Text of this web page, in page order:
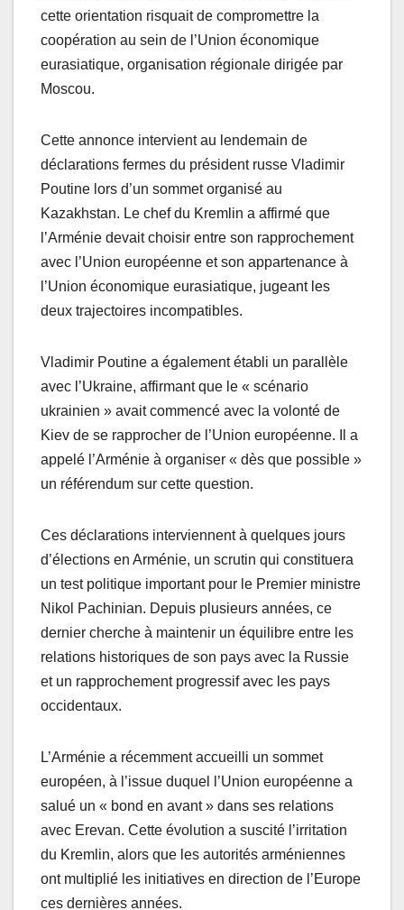
cette orientation risquait de compromettre la
coopération au sein de l’Union économique
eurasiatique, organisation régionale dirigée par
Moscou.
Cette annonce intervient au lendemain de
déclarations fermes du président russe Vladimir
Poutine lors d’un sommet organisé au
Kazakhstan. Le chef du Kremlin a affirmé que
l’Arménie devait choisir entre son rapprochement
avec l’Union européenne et son appartenance à
l’Union économique eurasiatique, jugeant les
deux trajectoires incompatibles.
Vladimir Poutine a également établi un parallèle
avec l’Ukraine, affirmant que le « scénario
ukrainien » avait commencé avec la volonté de
Kiev de se rapprocher de l’Union européenne. Il a
appelé l’Arménie à organiser « dès que possible »
un référendum sur cette question.
Ces déclarations interviennent à quelques jours
d’élections en Arménie, un scrutin qui constituera
un test politique important pour le Premier ministre
Nikol Pachinian. Depuis plusieurs années, ce
dernier cherche à maintenir un équilibre entre les
relations historiques de son pays avec la Russie
et un rapprochement progressif avec les pays
occidentaux.
L’Arménie a récemment accueilli un sommet
européen, à l’issue duquel l’Union européenne a
salué un « bond en avant » dans ses relations
avec Erevan. Cette évolution a suscité l’irritation
du Kremlin, alors que les autorités arméniennes
ont multiplié les initiatives en direction de l’Europe
ces dernières années.